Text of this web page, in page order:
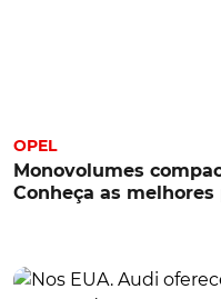
OPEL
Monovolumes
Conheça as melhores